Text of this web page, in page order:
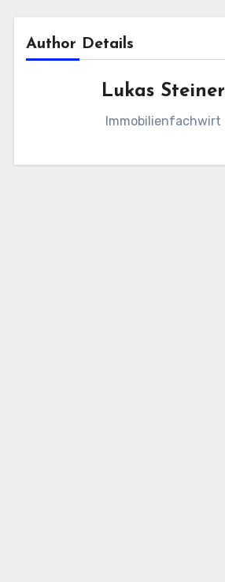
Author Details
Lukas Steiner
Immobilienfachwirt